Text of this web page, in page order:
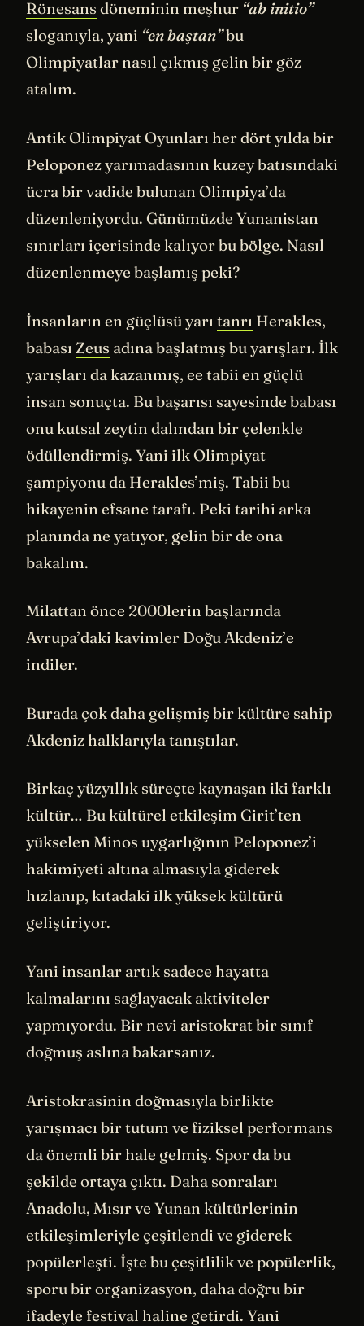
Rönesans döneminin meşhur “ab initio”
sloganıyla, yani “en baştan”bu
Olimpiyatlar nasıl çıkmış gelin bir göz
atalım.
Antik Olimpiyat Oyunları her dört yılda bir
Peloponez yarımadasının kuzey batısındaki
ücra bir vadide bulunan Olimpiya’da
düzenleniyordu. Günümüzde Yunanistan
sınırları içerisinde kalıyor bu bölge. Nasıl
düzenlenmeye başlamış peki?
İnsanların en güçlüsü yarı tanrı Herakles,
babası Zeus adına başlatmış bu yarışları. İlk
yarışları da kazanmış, ee tabii en güçlü
insan sonuçta. Bu başarısı sayesinde babası
onu kutsal zeytin dalından bir çelenkle
ödüllendirmiş. Yani ilk Olimpiyat
şampiyonu da Herakles’miş. Tabii bu
hikayenin efsane tarafı. Peki tarihi arka
planında ne yatıyor, gelin bir de ona
bakalım.
Milattan önce 2000lerin başlarında
Avrupa’daki kavimler Doğu Akdeniz’e
indiler.
Burada çok daha gelişmiş bir kültüre sahip
Akdeniz halklarıyla tanıştılar.
Birkaç yüzyıllık süreçte kaynaşan iki farklı
kültür… Bu kültürel etkileşim Girit’ten
yükselen Minos uygarlığının Peloponez’i
hakimiyeti altına almasıyla giderek
hızlanıp, kıtadaki ilk yüksek kültürü
geliştiriyor.
Yani insanlar artık sadece hayatta
kalmalarını sağlayacak aktiviteler
yapmıyordu. Bir nevi aristokrat bir sınıf
doğmuş aslına bakarsanız.
Aristokrasinin doğmasıyla birlikte
yarışmacı bir tutum ve fiziksel performans
da önemli bir hale gelmiş. Spor da bu
şekilde ortaya çıktı. Daha sonraları
Anadolu, Mısır ve Yunan kültürlerinin
etkileşimleriyle çeşitlendi ve giderek
popülerleşti. İşte bu çeşitlilik ve popülerlik,
sporu bir organizasyon, daha doğru bir
ifadeyle festival haline getirdi. Yani